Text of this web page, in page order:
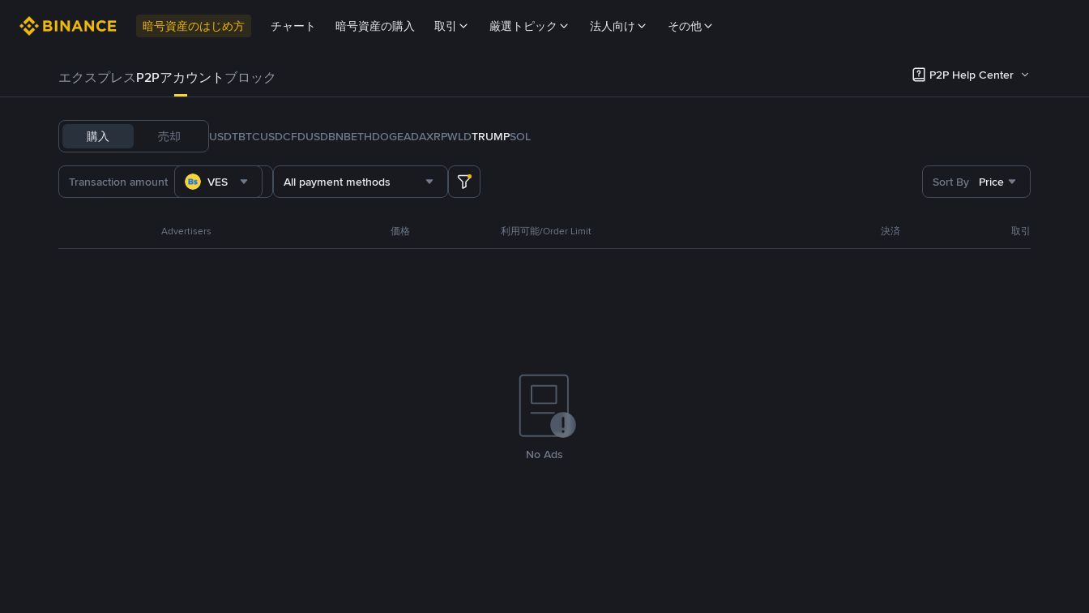
暗号資産のはじめ方 チャート 暗号資産の購入 取引 厳選トピック 法人向け その他
エクスプレスP2Pアカウント ブロック P2P Help Center
購入 売却 USDTBTCUSDCFDUSDBNBETHDOGEADAXRPWLDTRUMPSOL
VES All payment methods Sort By Price
Advertisers 価格 利用可能/Order Limit 決済 取引
No Ads